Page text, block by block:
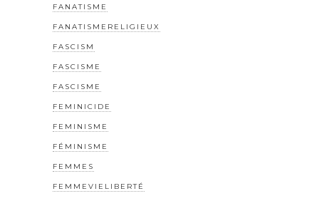
FANATISME
FANATISMERELIGIEUX
FASCISM
FASCISME
FASCISME
FEMINICIDE
FEMINISME
FÉMINISME
FEMMES
FEMMEVIELIBERTÉ